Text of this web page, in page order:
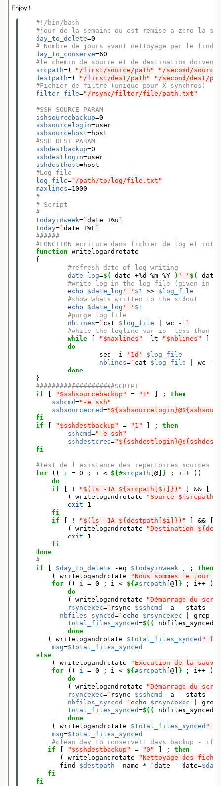
Enjoy !
#!/bin/bash
#jour de la semaine ou est remise a zero la
day_to_delete=0
# Nombre de jours avant nettoyage par le find
day_to_conserve=60
#le chemin de source et de destination
srcpath=( "/first/source/path"
"/second/
destpath=( "/first/dest/path"
"/second/dest/
#Fichier de filtre (unique pour X synchros)
filter_file="/rsync/filter/file/path.txt"
#SSH SOURCE PARAM
sshsourcebackup=0
sshsourcelogin=user
sshsourcehost=host
#SSH DEST PARAM
sshdestbackup=0
sshdestlogin=user
sshdesthost=host
#Log file
log_file="/path/to/log/file.txt"
maxlines=1000
#
# Script
#
todayinweek=` date +%u `
today=` date +%F `
######
#FONCTION ecriture dans fichier de log et
function writelogandrotate
{
#refresh date of log writing
date_log=$( date +%d-%m-%Y ) ' ' $(
date
#write log in the log file (given in
echo
$date_log ' ' $1 >> $log_file
#show whats written to the stdout
echo
$date_log ' ' $1
#purge log file
nblines=` cat $log_file wc -l `
#while the logline var is  less than
while
"$maxlines" -lt "$nblines"
do
sed -i
'1d'
$log_file
nblines=` cat $log_file wc -l
done
}
####################SCRIPT
if
"$sshsourcebackup" = "1" ;
then
sshcmd="-e ssh"
sshsourcecred=
fi
    if
"$sshdestbackup" = "1" ;
then
sshcmd="-e ssh"
sshdestcred=
fi
#test de l existance des repertoires sources
for
(( i = 0 ; i < ${#srcpath [@] } ; i++
))
do
        if
! "$(ls -1A ${srcpath[$i]})" &&
(
writelogandrotate
"Source
exit 1
fi
        if
! "$(ls -1A ${destpath[$i]})" &&
(
writelogandrotate
"Destination
exit 1
fi
    done
#
if
$day_to_delete -eq $todayinweek ;
then
(
writelogandrotate
"Nous sommes le jour
for
(( i = 0 ; i < ${#srcpath [@] } ; i++
))
do
(
writelogandrotate
"Démarrage du
rsyncexec=` rsync $sshcmd
-a --stats
nbfiles_synced=` echo $rsyncexec
grep
total_files_synced=$(( nbfiles_synced
done
(
writelogandrotate $total_files_synced "
msg=$total_files_synced
else
(
writelogandrotate
"Execution de la
for
(( i = 0 ; i < ${#srcpath [@] } ; i++
))
do
(
writelogandrotate
"Démarrage du
rsyncexec=` rsync $sshcmd
-a --stats
nbfiles_synced=` echo $rsyncexec
total_files_synced=$(( nbfiles_synced
done
(
writelogandrotate $total_files_synced "
msg=$total_files_synced
#clean day_to_conserve+1 days backup - if
if
"$sshdestbackup" = "0" ;
then
(
writelogandrotate
"Nettoyage des
          find
$destpath -name *_ ` date --date=
fi
    fi